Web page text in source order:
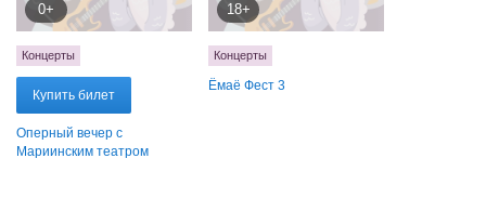
0+
Концерты
Купить билет
Оперный вечер с
Мариинским театром
18+
Концерты
Ёмаё Фест 3